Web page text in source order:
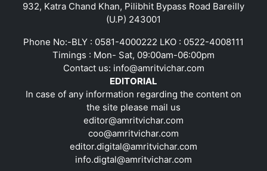
932, Katra Chand Khan, Pilibhit Bypass Road Bareilly
(U.P) 243001
Phone No:-BLY : 0581-4000222 LKO : 0522-4008111
Timings : Mon- Sat, 09:00am-06:00pm
Contact us: info@amritvichar.com
EDITORIAL
In case of any information regarding the content on
the site please mail us
editor@amritvichar.com
coo@amritvichar.com
editor.digital@amritvichar.com
info.digtal@amritvichar.com